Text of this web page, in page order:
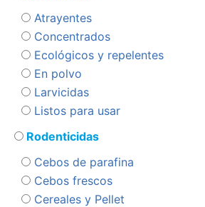
Atrayentes
Concentrados
Ecológicos y repelentes
En polvo
Larvicidas
Listos para usar
Rodenticidas
Cebos de parafina
Cebos frescos
Cereales y Pellet